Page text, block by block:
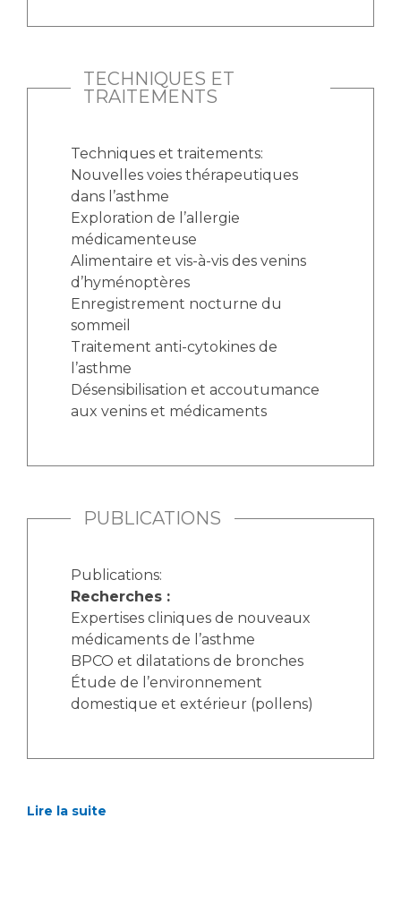
TECHNIQUES ET
TRAITEMENTS
Techniques et traitements:
Nouvelles voies thérapeutiques
dans l’asthme
Exploration de l’allergie
médicamenteuse
Alimentaire et vis-à-vis des venins
d’hyménoptères
Enregistrement nocturne du
sommeil
Traitement anti-cytokines de
l’asthme
Désensibilisation et accoutumance
aux venins et médicaments
PUBLICATIONS
Publications:
Recherches :
Expertises cliniques de nouveaux
médicaments de l’asthme
BPCO et dilatations de bronches
Étude de l’environnement
domestique et extérieur (pollens)
Lire la suite